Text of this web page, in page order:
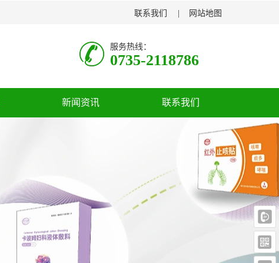
新闻资讯 联系我们
服务热线：
0735-2118786
联系我们 网站地图